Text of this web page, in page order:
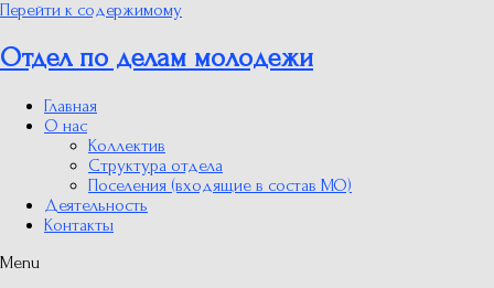
Перейти к содержимому
Отдел по делам молодежи
Главная
О нас
Коллектив
Структура отдела
Поселения (входящие в состав МО)
Деятельность
Контакты
Menu